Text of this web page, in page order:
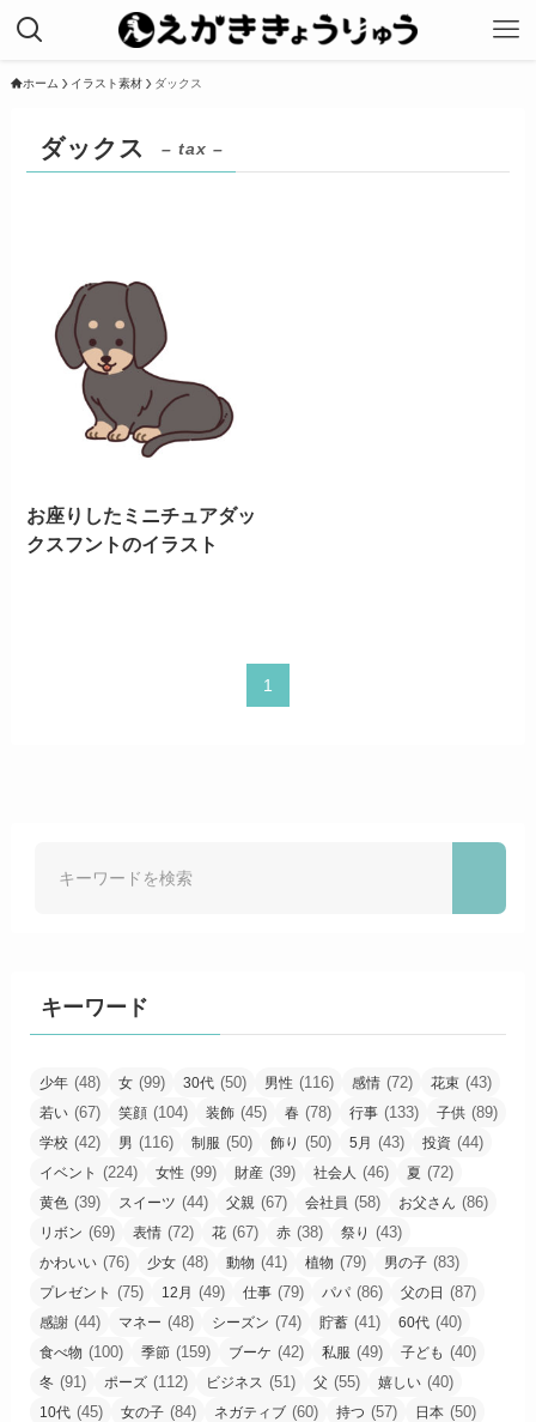
ホーム イラスト素材 ダックス
ダックス – tax –
お座りしたミニチュアダッ
クスフントのイラスト
1
キーワード
少年 (48) 女 (99) 30代 (50) 男性 (116) 感情 (72) 花束 (43)
若い (67) 笑顔 (104) 装飾 (45) 春 (78) 行事 (133) 子供 (89)
学校 (42) 男 (116) 制服 (50) 飾り (50) 5月 (43) 投資 (44)
イベント (224) 女性 (99) 財産 (39) 社会人 (46) 夏 (72)
黄色 (39) スイーツ (44) 父親 (67) 会社員 (58) お父さん (86)
リボン (69) 表情 (72) 花 (67) 赤 (38) 祭り (43)
かわいい (76) 少女 (48) 動物 (41) 植物 (79) 男の子 (83)
プレゼント (75) 12月 (49) 仕事 (79) パパ (86) 父の日 (87)
感謝 (44) マネー (48) シーズン (74) 貯蓄 (41) 60代 (40)
食べ物 (100) 季節 (159) ブーケ (42) 私服 (49) 子ども (40)
冬 (91) ポーズ (112) ビジネス (51) 父 (55) 嬉しい (40)
10代 (45) 女の子 (84) ネガティブ (60) 持つ (57) 日本 (50)